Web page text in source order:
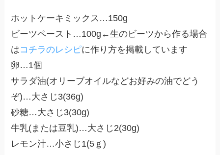
ホットケーキミックス…150g
ビーツペースト…100g←生のビーツから作る場合
はコチラのレシピに作り方を掲載しています
卵…1個
サラダ油(オリーブオイルなどお好みの油でどう
ぞ)…大さじ3(36g)
砂糖…大さじ3(30g)
牛乳(または豆乳)…大さじ2(30g)
レモン汁…小さじ1(5ｇ)